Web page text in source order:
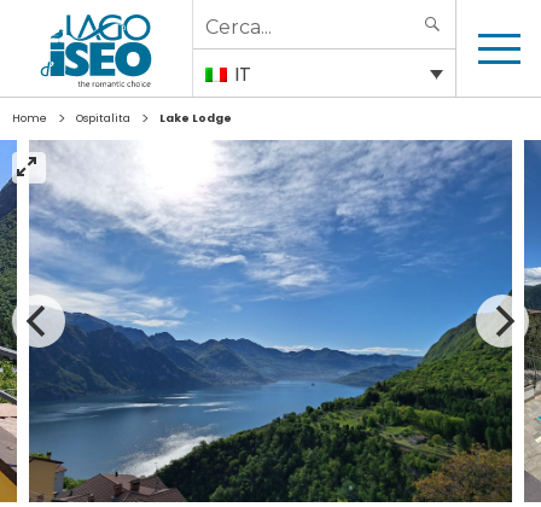
Search
for:
IT
Home > Ospitalita > Lake Lodge